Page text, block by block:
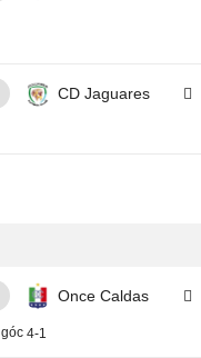
CD Jaguares
Once Caldas
4-1